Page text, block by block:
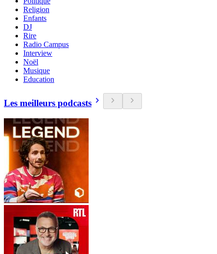
Religion
Enfants
DJ
Rire
Radio Campus
Interview
Noël
Musique
Education
Les meilleurs podcasts